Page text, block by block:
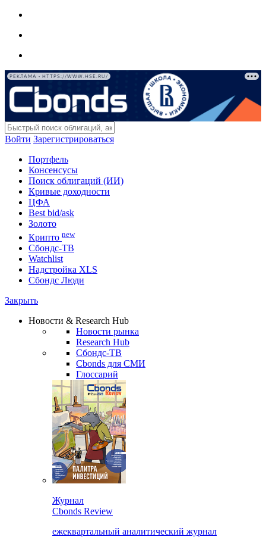
РЕКЛАМА • HTTPS://WWW.HSE.RU/
Войти Зарегистрироваться
Портфель
Консенсусы
Поиск облигаций (ИИ)
Кривые доходности
ЦФА
Best bid/ask
Золото
Крипто new
Сбондс-ТВ
Watchlist
Надстройка XLS
Сбондс Люди
Закрыть
Новости & Research Hub
Новости рынка
Research Hub
Сбондс-ТВ
Cbonds для СМИ
Глоссарий
Журнал
Cbonds Review
ежеквартальный аналитический журнал